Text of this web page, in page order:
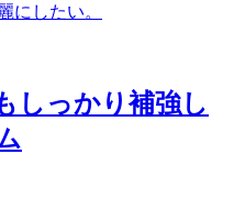
にしたい。
しっかり補強し